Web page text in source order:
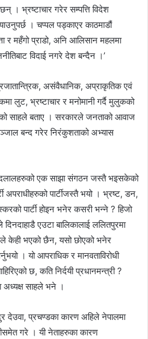
छन् । भ्रष्टाचार गरेर सम्पत्ति विदेश
। चप्पल पड्काएर काठमाडौं
र महँगो प्राडो, अनि आलिसान महलमा
विदाई नगरे देश बन्दैन ।’
असंवैधानिक, अप्राकृतिक एवं
लुट, भ्रष्टाचार र मनोमानी गर्दै मुलुकको
साहले बताए । सरकारले जनताको आवाज
बन्द गरेर निरंकुशताको अभ्यास
दलालहरुको एक साझा संगठन जस्तै भइसकेको
अपराधीहरुको पार्टीजस्तै भयो । भ्रष्ट, डन,
पार्टी होइन भनेर कसरी भन्ने ? हिजो
एउटा बालिकालाई ललितपुरमा
केही भएको छैन, यसो छोएको भनेर
। यो आपराधिक र मानवताविरोधी
छ, कति निर्दयी प्रधानमन्त्री ?
अध्यक्ष साहले भने ।
देउवा, प्रचण्डका कारण अहिले नेपालमा
गरे । यी नेताहरुका कारण